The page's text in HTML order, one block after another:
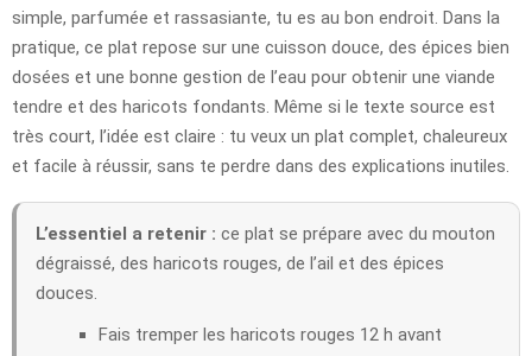
simple, parfumée et rassasiante, tu es au bon endroit. Dans la
pratique, ce plat repose sur une cuisson douce, des épices bien
dosées et une bonne gestion de l’eau pour obtenir une viande
tendre et des haricots fondants. Même si le texte source est
très court, l’idée est claire : tu veux un plat complet, chaleureux
et facile à réussir, sans te perdre dans des explications inutiles.
L’essentiel a retenir : ce plat se prépare avec du mouton
dégraissé, des haricots rouges, de l’ail et des épices
douces.
Fais tremper les haricots rouges 12 h avant